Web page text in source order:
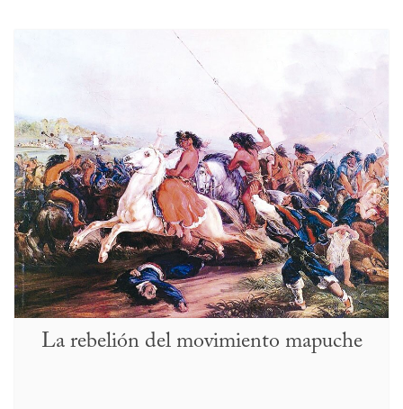
La rebelión del movimiento mapuche